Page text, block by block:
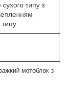
типу з
типу
мотоблок з